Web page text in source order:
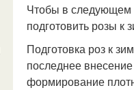
Чтобы в следующем
подготовить розы к
Подготовка роз к
последнее
формирование